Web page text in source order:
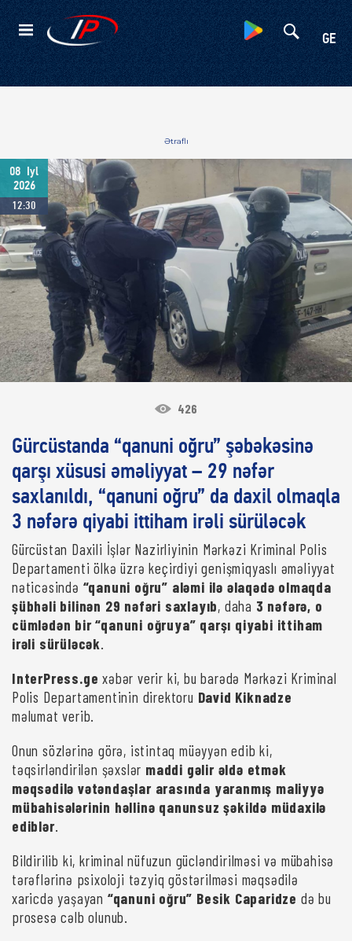
GE
Kateqoriyalar
Ətraflı
08
Iyl
2026
12:30
426
Gürcüstanda “qanuni oğru” şəbəkəsinə
qarşı xüsusi əməliyyat – 29 nəfər
saxlanıldı, “qanuni oğru” da daxil olmaqla
3 nəfərə qiyabi ittiham irəli sürüləcək
Gürcüstan Daxili İşlər Nazirliyinin Mərkəzi Kriminal Polis
Departamenti ölkə üzrə keçirdiyi genişmiqyaslı əməliyyat
nəticəsində “qanuni oğru” aləmi ilə əlaqədə olmaqda
şübhəli bilinən 29 nəfəri saxlayıb, daha 3 nəfərə, o
cümlədən bir “qanuni oğruya” qarşı qiyabi ittiham
irəli sürüləcək.
InterPress.ge xəbər verir ki, bu barədə Mərkəzi Kriminal
Polis Departamentinin direktoru David Kiknadze
məlumat verib.
Onun sözlərinə görə, istintaq müəyyən edib ki,
təqsirləndirilən şəxslər maddi gəlir əldə etmək
məqsədilə vətəndaşlar arasında yaranmış maliyyə
mübahisələrinin həllinə qanunsuz şəkildə müdaxilə
ediblər.
Bildirilib ki, kriminal nüfuzun gücləndirilməsi və mübahisə
tərəflərinə psixoloji təzyiq göstərilməsi məqsədilə
xaricdə yaşayan “qanuni oğru” Besik Caparidze də bu
prosesə cəlb olunub.